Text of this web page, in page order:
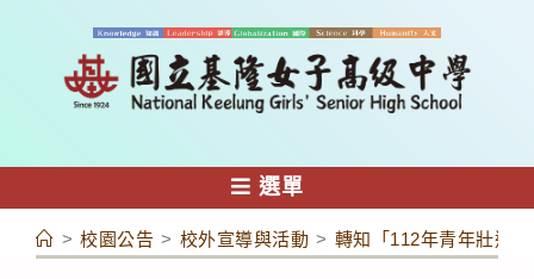
容
選單
> 校園公告 > 校外宣導與活動 > 轉知「112年青年壯遊